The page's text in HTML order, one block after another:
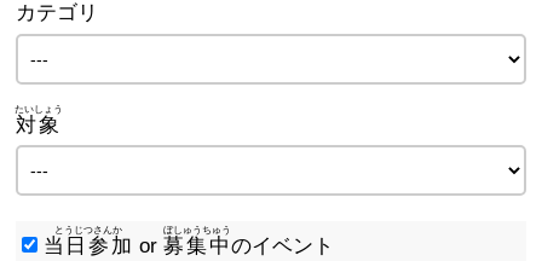
カテゴリ
対象
当日参加 or募集中のイベント